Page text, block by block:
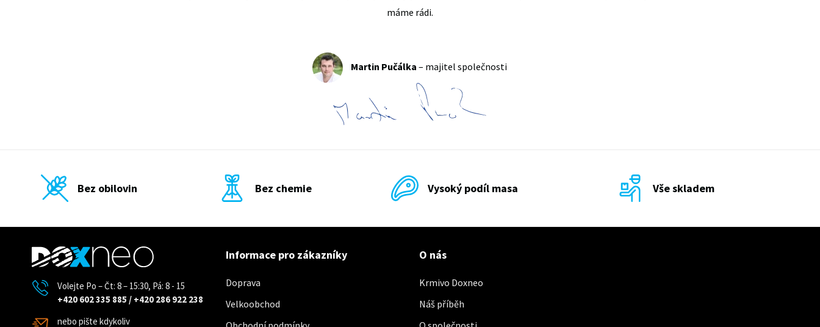
máme rádi.
Martin Pučálka – majitel společnosti
Bez obilovin Bez chemie Vysoký podíl masa Vše skladem
Volejte Po – Čt: 8 – 15:30, Pá: 8 - 15
+420 602 335 885 / +420 286 922 238
nebo pište kdykoliv
Informace pro zákazníky
Doprava
Velkoobchod
O nás
Krmivo Doxneo
Náš příběh